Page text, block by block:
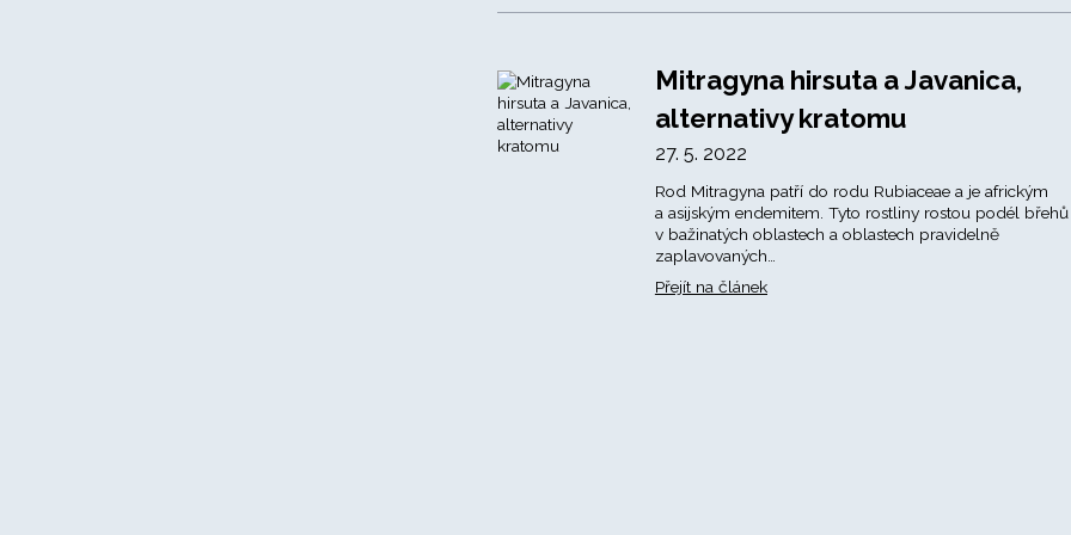
Mitragyna hirsuta a Javanica,
alternativy kratomu
27. 5. 2022
Rod Mitragyna patří do rodu Rubiaceae a je africkým
a asijským endemitem. Tyto rostliny rostou podél břehů
v bažinatých oblastech a oblastech pravidelně
zaplavovaných…
Přejít na článek